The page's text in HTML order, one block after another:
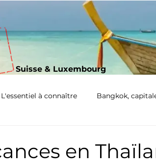
Suisse & Luxembourg
à connaître Bangkok,
en